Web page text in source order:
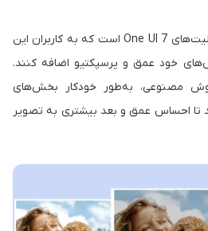
Live Effects یکی دیگر از قابلیت‌های One UI 7 است که به کاربران این
خود عمق و پرسپکتیو اضافه کنند.
مصنوعی، به‌طور خودکار بخش‌های
احساس عمق و بعد بیشتری به تصویر